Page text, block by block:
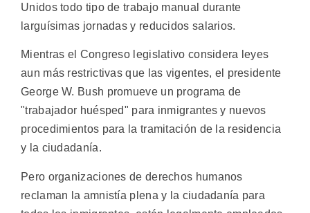
Unidos todo tipo de trabajo manual durante
larguísimas jornadas y reducidos salarios.
Mientras el Congreso legislativo considera leyes
aun más restrictivas que las vigentes, el presidente
George W. Bush promueve un programa de
"trabajador huésped" para inmigrantes y nuevos
procedimientos para la tramitación de la residencia
y la ciudadanía.
Pero organizaciones de derechos humanos
reclaman la amnistía plena y la ciudadanía para